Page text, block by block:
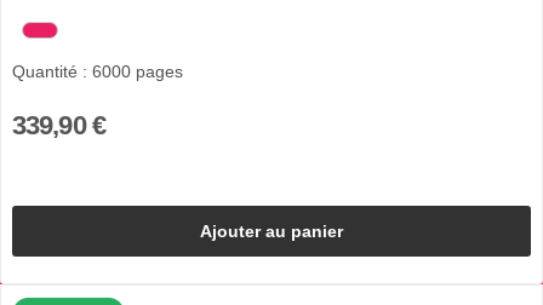
Quantité : 6000 pages
339,90 €
Ajouter au panier